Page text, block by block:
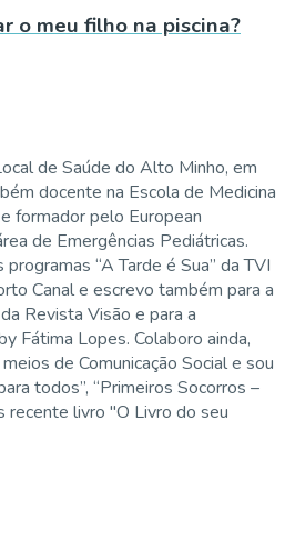
o meu filho na piscina?
de Saúde do Alto Minho, em
docente na Escola de Medicina
formador pelo European
de Emergências Pediátricas.
“A Tarde é Sua” da TVI
Canal e escrevo também para a
Revista Visão e para a
Fátima Lopes. Colaboro ainda,
de Comunicação Social e sou
todos”, “Primeiros Socorros –
recente livro "O Livro do seu